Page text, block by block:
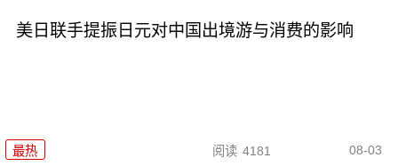
美日联手提振日元对中国出境游与消费的影响
最热 阅读 4181 08-03